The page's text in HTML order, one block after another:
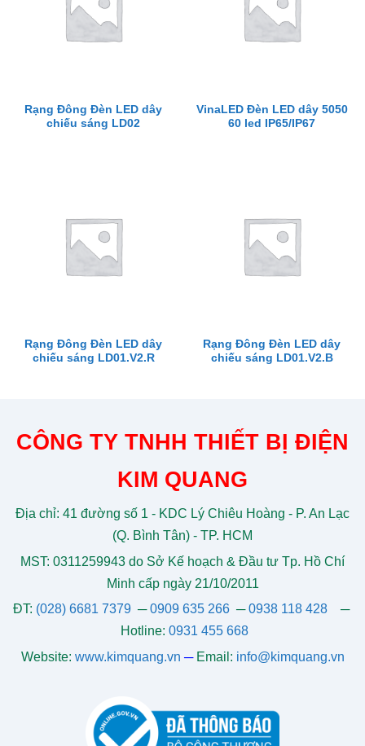
Rạng Đông Đèn LED dây
chiếu sáng LD02
VinaLED Đèn LED dây 5050
60 led IP65/IP67
Rạng Đông Đèn LED dây
chiếu sáng LD01.V2.R
Rạng Đông Đèn LED dây
chiếu sáng LD01.V2.B
CÔNG TY TNHH THIẾT BỊ ĐIỆN
KIM QUANG
Địa chỉ: 41 đường số 1 - KDC Lý Chiêu Hoàng - P. An Lạc
(Q. Bình Tân) - TP. HCM
MST: 0311259943 do Sở Kế hoạch & Đầu tư Tp. Hồ Chí
Minh cấp ngày 21/10/2011
ĐT: (028) 6681 7379 ─0909 635 266─0938 118 428─
Hotline: 0931 455 668
Website: www.kimquang.vn ─ Email: info@kimquang.vn